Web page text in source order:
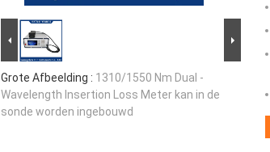
Grote Afbeelding : 1310/1550 Nm Dual -
Wavelength Insertion Loss Meter kan in de
sonde worden ingebouwd